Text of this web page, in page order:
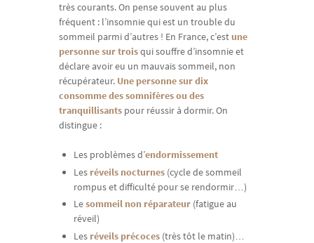
très courants. On pense souvent au plus
fréquent : l’insomnie qui est un trouble du
sommeil parmi d’autres ! En France, c’est une
personne sur troisqui souffre d’insomnie et
déclare avoir eu un mauvais sommeil, non
récupérateur. Une personne sur dix
consomme des somnifères ou des
tranquillisants pour réussir à dormir. On
distingue :
Les problèmes d’endormissement
Les réveils nocturnes (cycle de sommeil
rompus et difficulté pour se rendormir…)
Lesommeil non réparateur (fatigue au
réveil)
Les réveils précoces (très tôt le matin)…